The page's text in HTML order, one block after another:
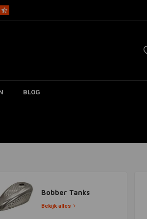
BLOG
Bobber Tanks
Bekijk alles